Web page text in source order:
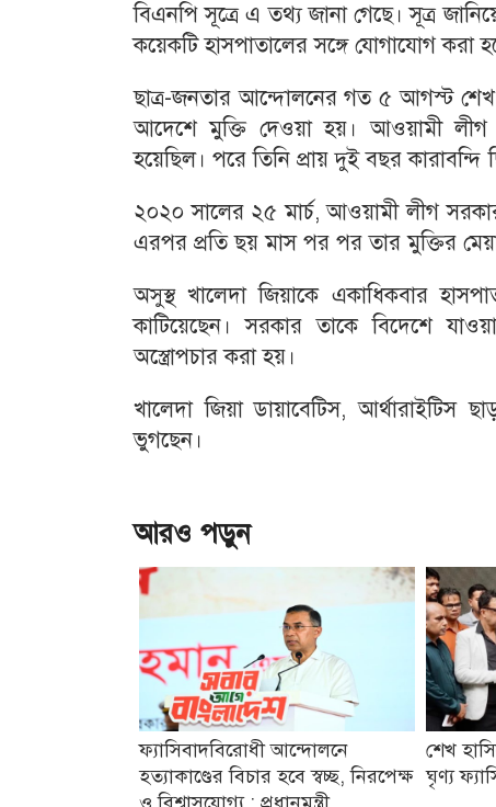
বিএনপি সূত্রে এ তথ্য জানা গেছে। সূত্র
কয়েকটি হাসপাতালের সঙ্গে যোগাযোগ করা
ছাত্র-জনতার আন্দোলনের গত ৫ আগস্ট শেখ
আদেশে মুক্তি দেওয়া হয়। আওয়ামী লীগ
হয়েছিল। পরে তিনি প্রায় দুই বছর কারাবন্দি
২০২০ সালের ২৫ মার্চ, আওয়ামী লীগ সরকার
এরপর প্রতি ছয় মাস পর পর তার মুক্তির
অসুস্থ খালেদা জিয়াকে একাধিকবার
কাটিয়েছেন। সরকার তাকে বিদেশে
অস্ত্রোপচার করা হয়।
খালেদা জিয়া ডায়াবেটিস,
ভুগছেন।
আরও পড়ুন
ফ্যাসিবাদবিরোধী আন্দোলনে
হত্যাকাণ্ডের বিচার হবে স্বচ্ছ, নিরপেক্ষ
শেখ
ঘৃণ্য